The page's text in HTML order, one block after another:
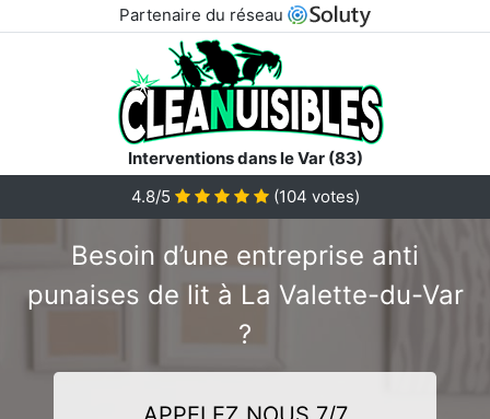
Partenaire du réseau
Interventions dans le Var (83)
4.8/5
(104 votes)
Besoin d’une entreprise anti
punaises de lit à La Valette-du-Var
?